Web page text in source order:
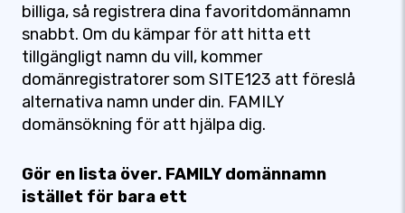
billiga, så registrera dina favoritdomännamn
snabbt. Om du kämpar för att hitta ett
tillgängligt namn du vill, kommer
domänregistratorer som SITE123 att föreslå
alternativa namn under din. FAMILY
domänsökning för att hjälpa dig.
Gör en lista över. FAMILY domännamn
istället för bara ett